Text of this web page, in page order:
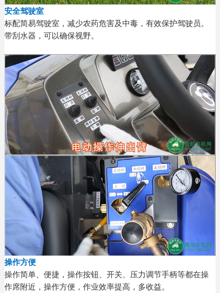
安全驾驶室
标配简易驾驶室，减少农药危害及中毒，有效保护驾驶员。
带刮水器，可以确保视野。
操作方便
操作简单、便捷，操作按钮、开关、压力调节手柄等都在操
作席附近，操作方便，作业效率提高，多收益。